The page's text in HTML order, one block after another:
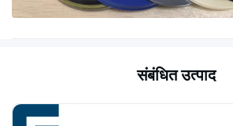
संबंधित उत्पाद